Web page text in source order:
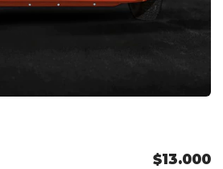
$13.000